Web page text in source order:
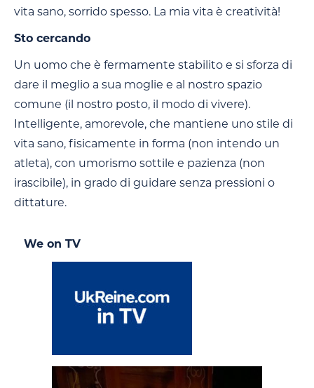
vita sano, sorrido spesso. La mia vita è creatività!
Sto cercando
Un uomo che è fermamente stabilito e si sforza di
dare il meglio a sua moglie e al nostro spazio
comune (il nostro posto, il modo di vivere).
Intelligente, amorevole, che mantiene uno stile di
vita sano, fisicamente in forma (non intendo un
atleta), con umorismo sottile e pazienza (non
irascibile), in grado di guidare senza pressioni o
dittature.
We on TV